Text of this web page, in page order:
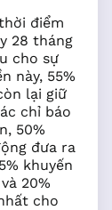
điểm
28 tháng
cho sự
này, 55%
lại giữ
chỉ báo
50%
đưa ra
khuyến
20%
cho